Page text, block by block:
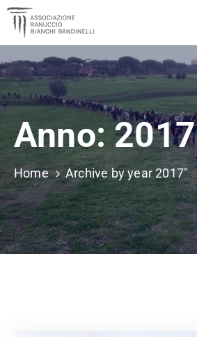
ASSOCIAZIONE
NOTIZIE
DOCUMENTI
EVENTI
PUBBLICAZIONI
CONTATTI
Anno:2017
Home Archive by year 2017"